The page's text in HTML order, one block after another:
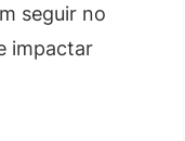
seguir no
impactar